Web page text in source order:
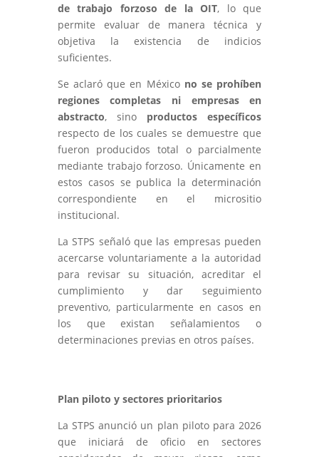
de trabajo forzoso de la OIT, lo que
permite evaluar de manera técnica y
objetiva la existencia de indicios
suficientes.
Se aclaró que en México no se prohíben
regiones completas ni empresas en
abstracto, sino productos específicos
respecto de los cuales se demuestre que
fueron producidos total o parcialmente
mediante trabajo forzoso. Únicamente en
estos casos se publica la determinación
correspondiente en el micrositio
institucional.
La STPS señaló que las empresas pueden
acercarse voluntariamente a la autoridad
para revisar su situación, acreditar el
cumplimiento y dar seguimiento
preventivo, particularmente en casos en
los que existan señalamientos o
determinaciones previas en otros países.
Plan piloto y sectores prioritarios
La STPS anunció un plan piloto para 2026
que iniciará de oficio en sectores